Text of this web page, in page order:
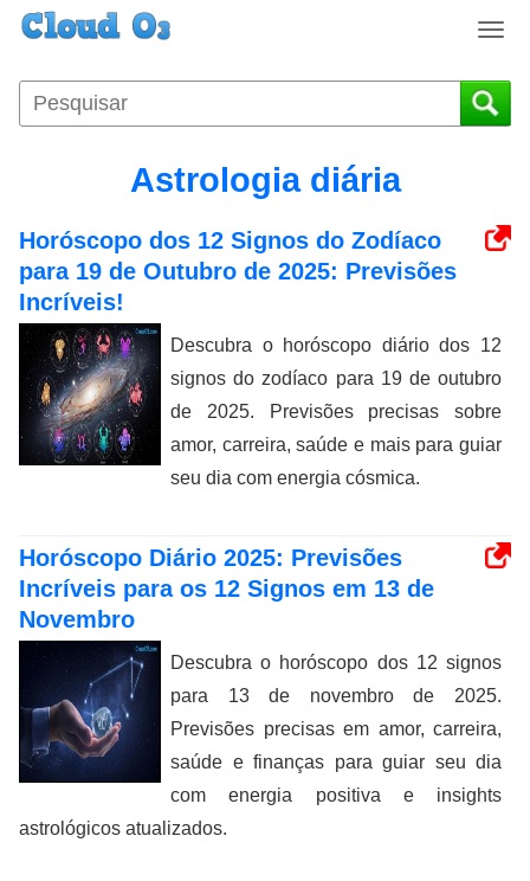
T
g
g
v
t
i
n
Astrologia diária
Horóscopo dos 12 Signos do Zodíaco
para 19 de Outubro de 2025: Previsões
Incríveis!
Descubra o horóscopo diário dos 12
signos do zodíaco para 19 de outubro
de 2025. Previsões precisas sobre
amor, carreira, saúde e mais para guiar
seu dia com energia cósmica.
Horóscopo Diário 2025: Previsões
Incríveis para os 12 Signos em 13 de
Novembro
Descubra o horóscopo dos 12 signos
para 13 de novembro de 2025.
Previsões precisas em amor, carreira,
saúde e finanças para guiar seu dia
com energia positiva e insights
astrológicos atualizados.